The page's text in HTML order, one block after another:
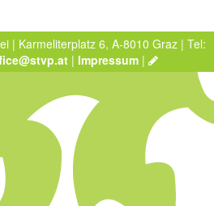
| Karmeliterplatz 6, A-8010 Graz | Tel:
| Impressum |